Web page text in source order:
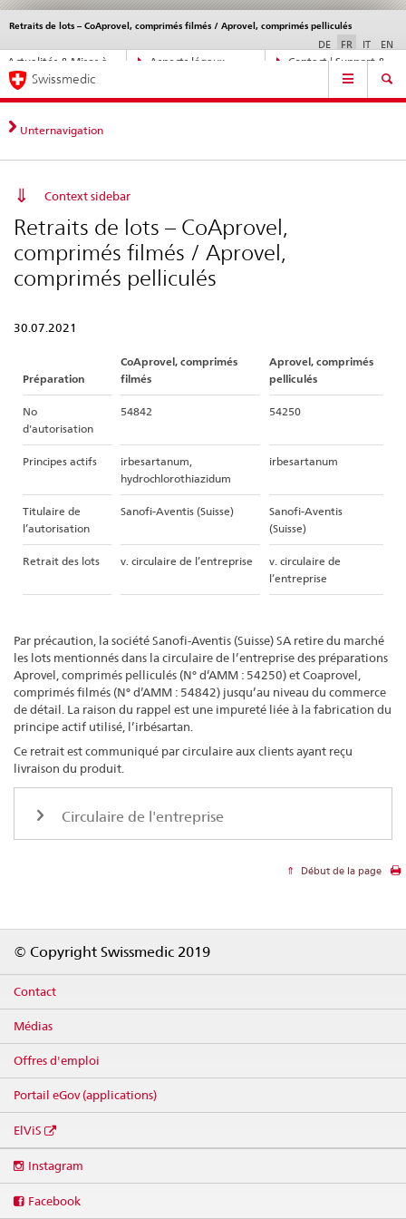
Navigation
directe:
actualités,
juridiques,
Actualités & Mises à
Aspects légaux,
Contact | Support &
Retraits de lots – CoAprovel, comprimés filmés / Aprovel, comprimés pelliculés
DE FR IT EN
Service
Navigation
Swissmedic
Unternavigation
Context sidebar
Retraits de lots – CoAprovel,
comprimés filmés / Aprovel,
comprimés pelliculés
30.07.2021
Préparation
CoAprovel, comprimés
filmés
Aprovel, comprimés
pelliculés
No
d'autorisation
54842 54250
Principes actifs
irbesartanum,
hydrochlorothiazidum
irbesartanum
Titulaire de
l’autorisation
Sanofi-Aventis (Suisse)
Sanofi-Aventis
(Suisse)
Retrait des lots v. circulaire de l’entreprise
v. circulaire de
l’entreprise
Par précaution, la société Sanofi-Aventis (Suisse) SA retire du marché
les lots mentionnés dans la circulaire de l’entreprise des préparations
Aprovel, comprimés pelliculés (N° d’AMM : 54250) et Coaprovel,
comprimés filmés (N° d’AMM : 54842) jusqu’au niveau du commerce
de détail. La raison du rappel est une impureté liée à la fabrication du
principe actif utilisé, l’irbésartan.
Ce retrait est communiqué par circulaire aux clients ayant reçu
livraison du produit.
Circulaire de l'entreprise
Début de la page
© Copyright Swissmedic 2019
Contact
Médias
Offres d'emploi
Portail eGov (applications)
ElViS
media
Instagram
Facebook